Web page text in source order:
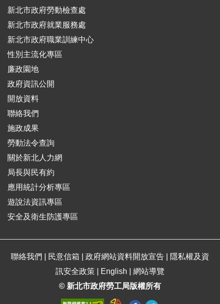
新北市政府勞動檢查處
新北市政府就業服務處
新北市政府職業訓練中心
性別主流化專區
廉政園地
政府資訊公開
開放資料
聯絡我們
施政成果
勞動法令查詢
關於新北人力網
局長與民有約
應用統計分析專區
遊說法資訊專區
安全及衛生防護專區
聯絡我們 民意信箱 政府網站資料開放宣告
隱私權及資
訊安全政策
English
網站導覽
© 新北市政府勞工局版權所有